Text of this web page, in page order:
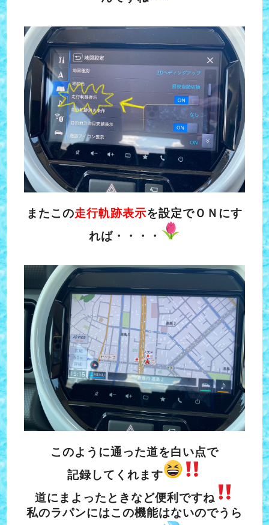
またこの走行軌跡表示を設定でＯＮにす
れば・・・・
このように通った道を白い点で
記録してくれます
道にまよったときなど便利ですね
私のラパンにはこの機能はないのでうら